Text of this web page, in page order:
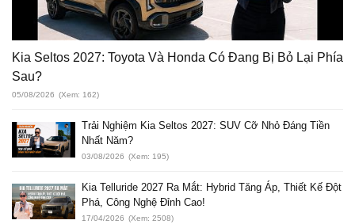
Kia Seltos 2027: Toyota Và Honda Có Đang Bị Bỏ Lại Phía
Sau?
05/08/2026 (Xem: 162)
Trải Nghiệm Kia Seltos 2027: SUV Cỡ Nhỏ Đáng Tiền
Nhất Năm?
03/08/2026 (Xem: 195)
Kia Telluride 2027 Ra Mắt: Hybrid Tăng Áp, Thiết Kế Đột
Phá, Công Nghệ Đỉnh Cao!
17/04/2026 (Xem: 2508)